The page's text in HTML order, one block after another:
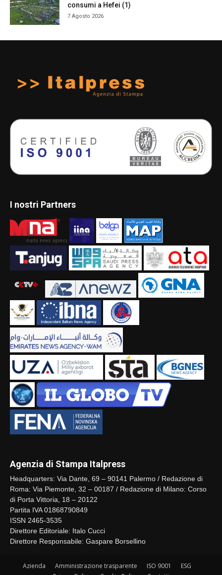
consumi a Hefei (1)
7 Agosto 2026
I nostri Partners
Agenzia di Stampa Italpress
Headquarters: Via Dante, 69 – 90141 Palermo / Redazione di
Roma: Via Piemonte, 32 – 00187 / Redazione di Milano: Corso
di Porta Vittoria, 18 – 20122
Partita IVA 01868790849
ISSN 2465-3535
Direttore Editoriale: Italo Cucci
Direttore Responsabile: Gaspare Borsellino
Azienda Amministrazione trasparente ISO 9001
ESG